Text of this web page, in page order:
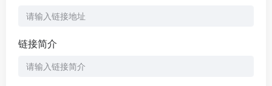
链接简介